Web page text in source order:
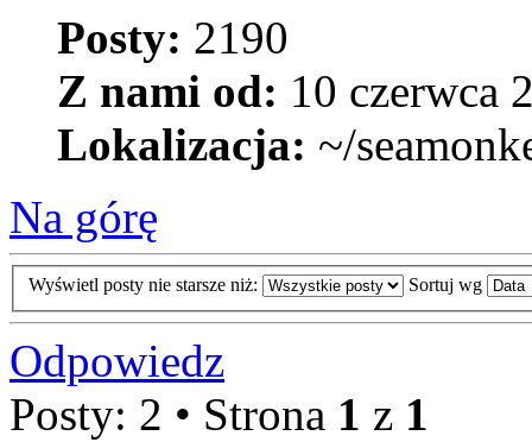
Posty: 2190
Z nami od: 10 czerwca
Lokalizacja: ~/
Na górę
Wyświetl posty nie starsze niż: Sortuj wg
Odpowiedz
Posty: 2 • Strona 1 z 1